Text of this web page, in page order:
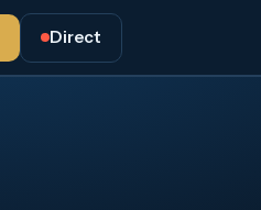
Direct